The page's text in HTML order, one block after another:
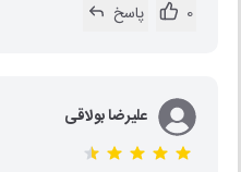
0
پاسخ
علیرضا بولاقی